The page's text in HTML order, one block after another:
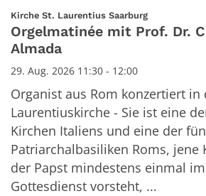
Datum: 29. August 2026
Kirche St. Laurentius Saarburg:
Orgelmatinée mit Prof. Dr.
Almada
29. Aug. 2026 11:30 - 12:00
Organist aus Rom konzertiert in
Laurentiuskirche - Sie ist eine
Kirchen Italiens und eine der
Patriarchalbasiliken Roms, jene
der Papst mindestens einmal
Gottesdienst vorsteht, ...